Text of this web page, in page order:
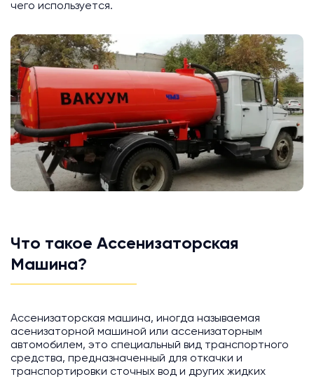
чего используется.
Что такое Ассенизаторская
Машина?
Ассенизаторская машина, иногда называемая
асенизаторной машиной или ассенизаторным
автомобилем, это специальный вид транспортного
средства, предназначенный для откачки и
транспортировки сточных вод и других жидких